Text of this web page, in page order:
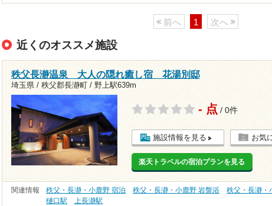
前へ 1 次へ
近くのオススメ施設
秩父長瀞温泉 大人の隠れ癒し宿 花湯別邸
埼玉県 / 秩父郡長瀞町 / 野上駅639m
- 点 / 0件
施設情報を見る お気
楽天トラベルの宿泊プランを見る
関連情報 秩父・長瀞・小鹿野 宿泊 秩父・長瀞・小鹿野 岩盤浴 秩父・長瀞・
樋口駅
上長瀞駅